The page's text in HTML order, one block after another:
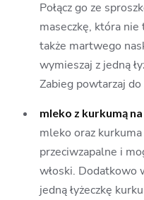
Połącz go ze
maseczkę, która
także martwego
wymieszaj z jedną
Zabieg powtarzaj
mleko z kurkumą
mleko oraz
przeciwzapalne i
włoski. Dodatkowo
jedną łyżeczkę